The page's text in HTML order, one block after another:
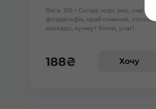
Вага: 310 г Склад: норі, рис, сир
філадельфія, краб сніжний, лосось,
авокадо, кунжут білий, унагі.
188₴ Хочу